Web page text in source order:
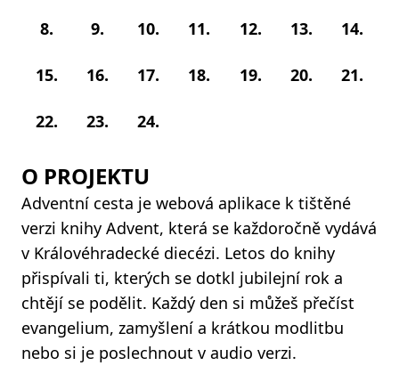
8. 9. 10. 11. 12. 13. 14.
15. 16. 17. 18. 19. 20. 21.
22. 23. 24.
O PROJEKTU
Adventní cesta je webová aplikace k tištěné
verzi knihy Advent, která se každoročně vydává
v Královéhradecké diecézi. Letos do knihy
přispívali ti, kterých se dotkl jubilejní rok a
chtějí se podělit. Každý den si můžeš přečíst
evangelium, zamyšlení a krátkou modlitbu
nebo si je poslechnout v audio verzi.